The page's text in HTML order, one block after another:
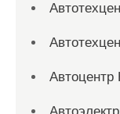
Автоцентр